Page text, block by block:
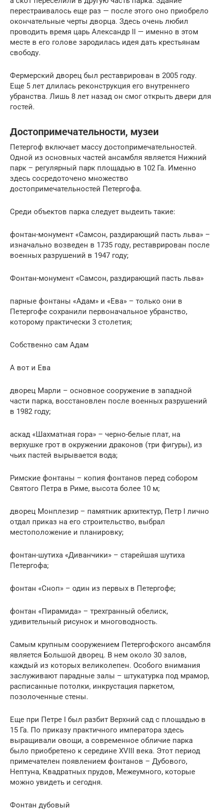
перестраивалось еще раз — после этого оно приобрело
окончательные черты дворца. Здесь очень любил
проводить время царь Александр II — именно в этом
месте в его голове зародилась идея дать крестьянам
свободу.
Фермерский дворец был реставрирован в 2005 году.
Еще 5 лет длилась реконструкция его внутреннего
убранства. Лишь 8 лет назад он смог открыть двери для
гостей.
Достопримечательности, музеи
Петергоф включает массу достопримечательностей.
Одной из основных частей ансамбля является Нижний
парк – регулярный парк площадью в 102 Га. Именно
здесь сосредоточено множество
достопримечательностей Петергофа.
Среди объектов парка следует выдеить такие:
фонтан-монумент «Самсон, раздирающий пасть льва» –
изначально возведен в 1735 году, реставрирован после
военных разрушений в 1947 году;
Фонтан-монумент «Самсон, раздирающий пасть льва»
парные фонтаны «Адам» и «Ева» – только они в
Петергофе сохранили первоначальное убранство,
которому практически 3 столетия;
Собственно сам Адам
А вот и Ева
дворец Марли – основное сооружение в западной
части парка, восстановлен после военных разрушений
в 1982 году;
аскад «Шахматная гора» – черно-белые плат, на
верхушке грот в окружении драконов (три фигуры), из
чьих пастей вырывается вода;
Римские фонтаны – копия фонтанов перед собором
Святого Петра в Риме, высота более 10 м;
дворец Монплезир – памятник архитектур, Петр I лично
отдал приказ на его строительство, выбрал
местоположение и планировку;
фонтан-шутиха «Диванчики» – старейшая шутиха
Петергофа;
фонтан «Сноп» – один из первых в Петергофе;
фонтан «Пирамида» – трехгранный обелиск,
удивительный рисунок и многоводность.
Самым крупным сооружением Петергофского ансамбля
является Большой дворец. В нем около 30 залов,
каждый из которых великолепен. Особого внимания
заслуживают парадные залы – штукатурка под мрамор,
расписанные потолки, инкрустация паркетом,
позолоченные стены.
Еще при Петре I был разбит Верхний сад с площадью в
15 Га. По приказу практичного императора здесь
выращивали овощи, а современное обличие парка
было приобретено к середине XVIII века. Этот период
примечателен появлением фонтанов – Дубового,
Нептуна, Квадратных прудов, Межеумного, которые
можно увидеть и сегодня.
Фонтан дубовый